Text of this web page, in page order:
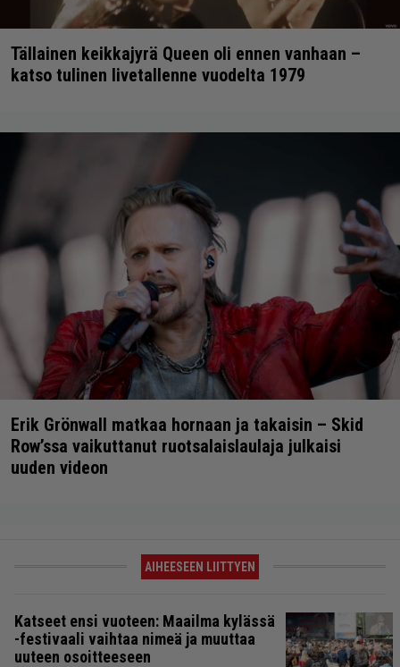
Tällainen keikkajyrä Queen oli ennen vanhaan –
katso tulinen livetallenne vuodelta 1979
Erik Grönwall matkaa hornaan ja takaisin – Skid
Row’ssa vaikuttanut ruotsalaislaulaja julkaisi
uuden videon
AIHEESEEN LIITTYEN
Katseet ensi vuoteen: Maailma kylässä
-festivaali vaihtaa nimeä ja muuttaa
uuteen osoitteeseen